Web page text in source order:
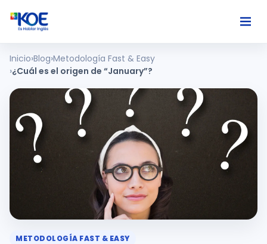
Ingles
Paises
Nosotros
Usuarios
Comunidad
Inicio Blog Metodología Fast & Easy
¿Cuál es el origen de “January”?
METODOLOGÍA FAST & EASY